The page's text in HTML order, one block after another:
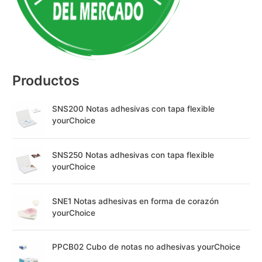
Productos
SNS200 Notas adhesivas con tapa flexible
yourChoice
SNS250 Notas adhesivas con tapa flexible
yourChoice
SNE1 Notas adhesivas en forma de corazón
yourChoice
PPCB02 Cubo de notas no adhesivas yourChoice